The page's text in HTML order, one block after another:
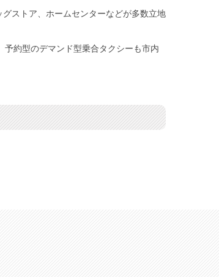
ストア、ホームセンターなどが多数立地
約型のデマンド型乗合タクシーも市内